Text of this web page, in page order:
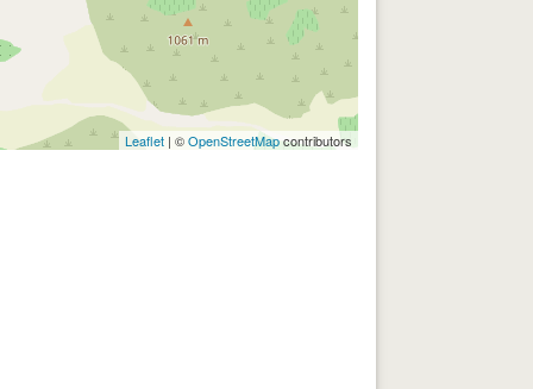
Leaflet | ©OpenStreetMapcontributors